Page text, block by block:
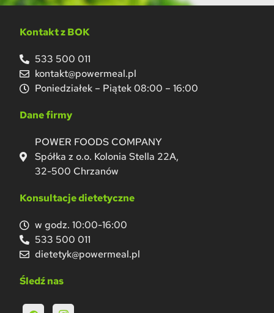
Kontakt z BOK
533 500 011
kontakt@powermeal.pl
Poniedziałek – Piątek 08:00 – 16:00
Dane firmy
POWER FOODS COMPANY
Spółka z o.o. Kolonia Stella 22A,
32-500 Chrzanów
Konsultacje dietetyczne
w godz. 10:00-16:00
533 500 011
dietetyk@powermeal.pl
Śledź nas